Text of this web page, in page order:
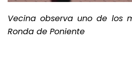
Vecina observa uno de los
Ronda de Poniente